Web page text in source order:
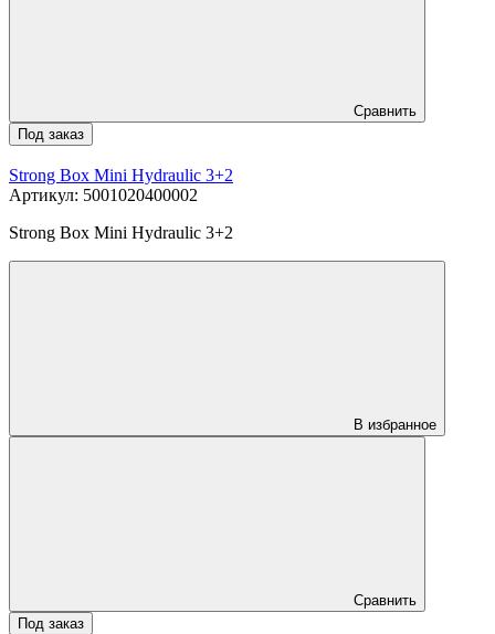
Сравнить
Под заказ
Strong Box Mini Hydraulic 3+2
Артикул: 5001020400002
Strong Box Mini Hydraulic 3+2
В избранное
Сравнить
Под заказ